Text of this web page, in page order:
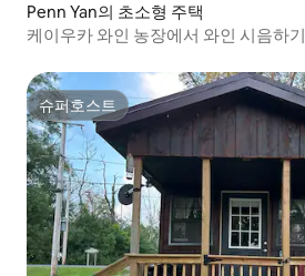
Penn Yan의 초소형 주택
케이우카 와인 농장에서 와인 시음하기
슈퍼호스트
슈퍼호스트